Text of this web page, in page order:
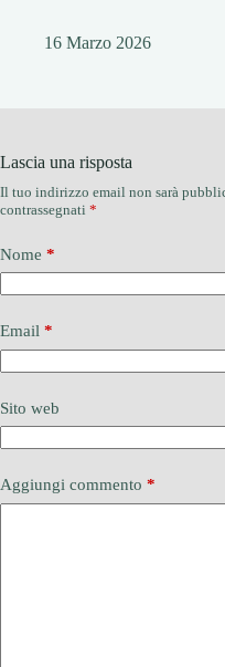
16 Marzo 2026
Lascia una risposta
Il tuo indirizzo email non sarà
contrassegnati *
Nome *
Email *
Sito web
Aggiungi commento *